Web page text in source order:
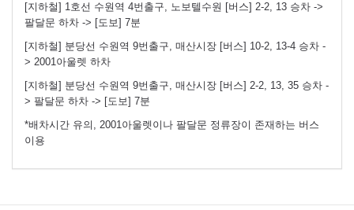
[지하철] 1호선 수원역 4번출구, 노보텔수원 [버스] 2-2, 13 승차 ->
팔달문 하차 -> [도보] 7분
[지하철] 분당선 수원역 9번출구, 매산시장 [버스] 10-2, 13-4 승차 -
> 2001아울렛 하차
[지하철] 분당선 수원역 9번출구, 매산시장 [버스] 2-2, 13, 35 승차 -
> 팔달문 하차 -> [도보] 7분
*배차시간 유의, 2001아울렛이나 팔달문 정류장이 존재하는 버스
이용